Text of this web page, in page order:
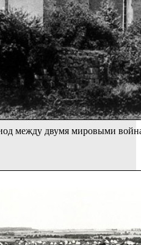
между двумя мировыми